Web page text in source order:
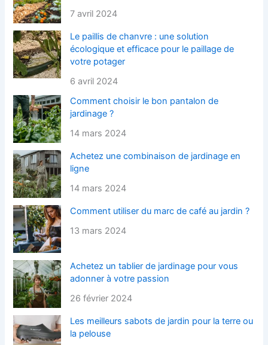
7 avril 2024
Le paillis de chanvre : une solution
écologique et efficace pour le paillage de
votre potager
6 avril 2024
Comment choisir le bon pantalon de
jardinage ?
14 mars 2024
Achetez une combinaison de jardinage en
ligne
14 mars 2024
Comment utiliser du marc de café au jardin ?
13 mars 2024
Achetez un tablier de jardinage pour vous
adonner à votre passion
26 février 2024
Les meilleurs sabots de jardin pour la terre ou
la pelouse